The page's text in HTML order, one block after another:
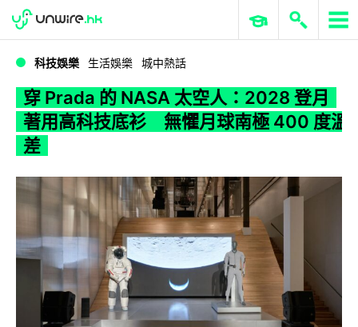
WWDC 2026 ERP 與商業 AI
科技娛樂 生活娛樂 城中熱話
穿 Prada 的 NASA 太空人：2028 登月
著用高科技底衫 無懼月球南極 400 度溫
差